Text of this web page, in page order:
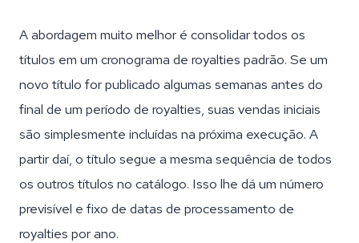
A abordagem muito melhor é consolidar todos os
títulos em um cronograma de royalties padrão. Se um
novo título for publicado algumas semanas antes do
final de um período de royalties, suas vendas iniciais
são simplesmente incluídas na próxima execução. A
partir daí, o título segue a mesma sequência de todos
os outros títulos no catálogo. Isso lhe dá um número
previsível e fixo de datas de processamento de
royalties por ano.